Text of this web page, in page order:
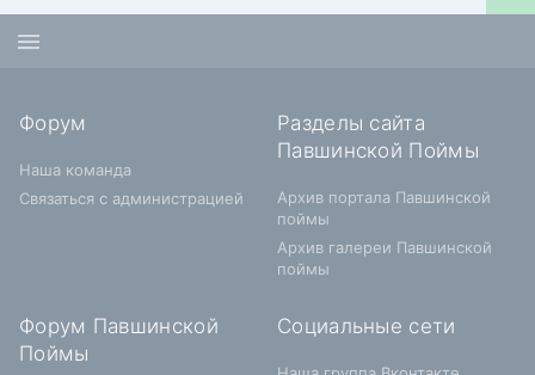
Форум
Наша команда
Связаться с администрацией
Разделы сайта
Павшинской Поймы
Архив портала Павшинской
поймы
Архив галереи Павшинской
поймы
Форум Павшинской
Поймы
Социальные сети